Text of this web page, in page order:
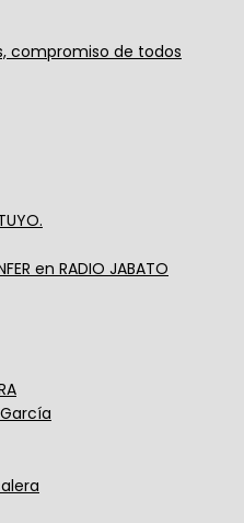
compromiso de todos
en RADIO JABATO